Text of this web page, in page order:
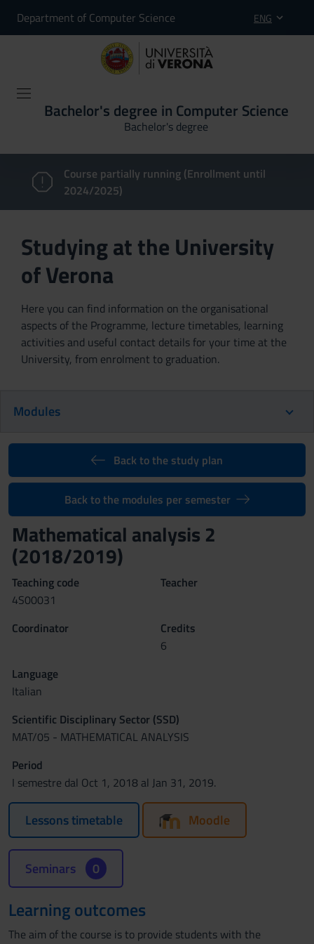
Department of Computer Science ENG
Bachelor's degree in Computer Science
Bachelor's degree
Course partially running (Enrollment until
2024/2025)
Studying at the University
of Verona
Here you can find information on the organisational
aspects of the Programme, lecture timetables, learning
activities and useful contact details for your time at the
University, from enrolment to graduation.
Modules
Back to the study plan
Back to the modules per semester
Mathematical analysis 2
(2018/2019)
Teaching code
4S00031
Teacher
Coordinator
Credits
6
Language
Italian
Scientific Disciplinary Sector (SSD)
MAT/05 - MATHEMATICAL ANALYSIS
Period
I semestre dal Oct 1, 2018 al Jan 31, 2019.
Lessons timetable Moodle
Seminars 0
Learning outcomes
The aim of the course is to provide students with the